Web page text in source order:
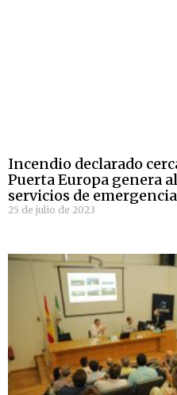
Incendio declarado
Puerta Europa genera
servicios de emergencia
25 de julio de 2023